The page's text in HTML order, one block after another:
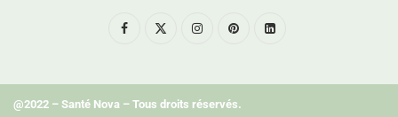
@2022 – Santé Nova – Tous droits réservés.